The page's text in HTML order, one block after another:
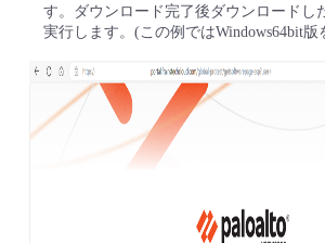
す。ダウンロード完了後ダウンロードし
実行します。(この例ではWindows64bit